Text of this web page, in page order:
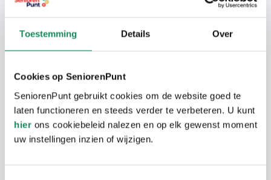
Toestemming Details Over
Cookies op SeniorenPunt
SeniorenPunt gebruikt cookies om de website goed te
laten functioneren en steeds verder te verbeteren. U kunt
hier ons cookiebeleid nalezen en op elk gewenst moment
uw instellingen inzien of wijzigen.